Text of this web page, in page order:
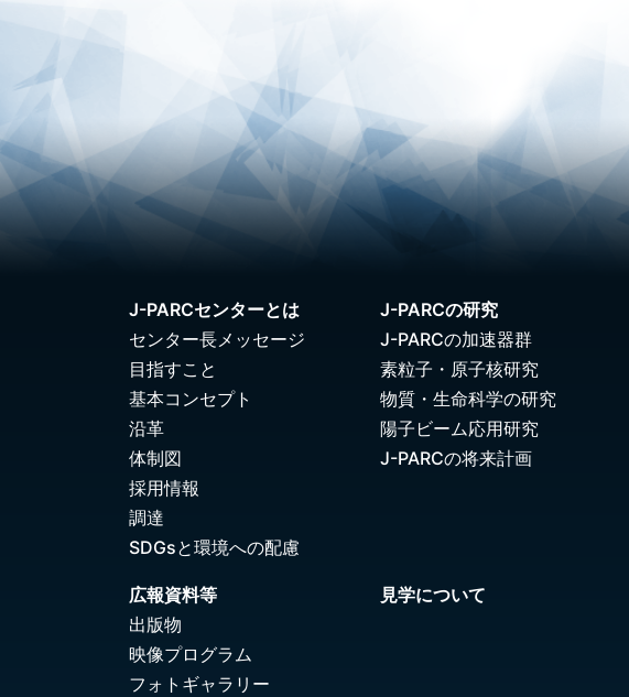
J-PARCセンターとは
センター長メッセージ
目指すこと
基本コンセプト
沿革
体制図
採用情報
調達
SDGsと環境への配慮
J-PARCの研究
J-PARCの加速器群
素粒子・原子核研究
物質・生命科学の研究
陽子ビーム応用研究
J-PARCの将来計画
広報資料等
出版物
映像プログラム
フォトギャラリー
見学について